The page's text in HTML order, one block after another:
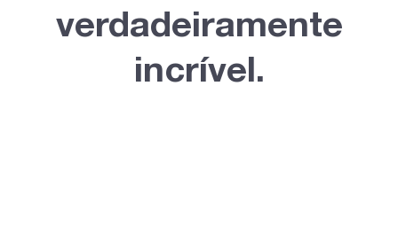
verdadeiramente
incrível.